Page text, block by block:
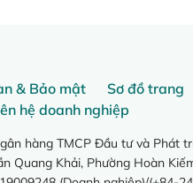
& Bảo mật Sơ đồ trang
hệ doanh nghiệp
hàng TMCP Đầu tư và Phát
Quang Khải, Phường Hoàn